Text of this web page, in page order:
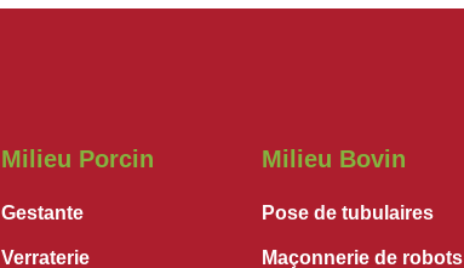
Milieu Porcin
Gestante
Verraterie
Milieu Bovin
Pose de tubulaires
Maçonnerie de robots